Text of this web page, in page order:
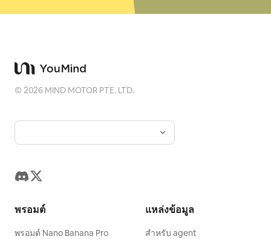
©2026 MIND MOTOR PTE. LTD.
พรอมต์
พรอมต์ Nano Banana Pro
แหล่งข้อมูล
สำหรับ agent